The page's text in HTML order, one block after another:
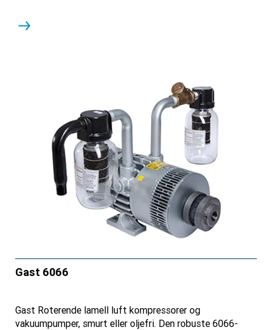
Gast 6066
Gast Roterende lamell luft kompressorer og
vakuumpumper, smurt eller oljefri. Den robuste 6066-